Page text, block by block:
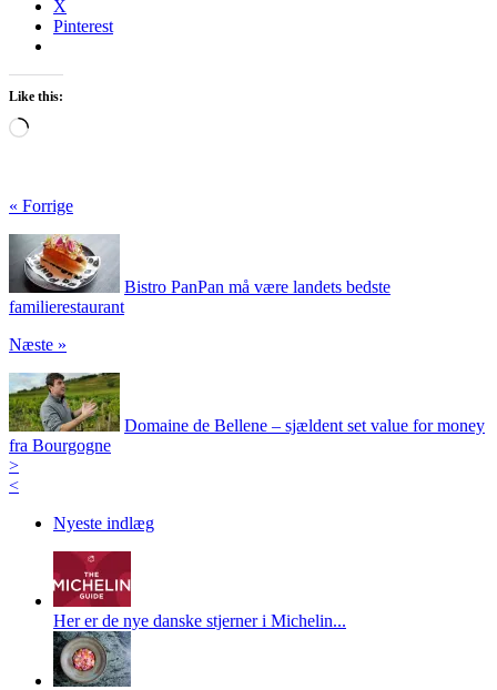
X
Pinterest
Like this:
Loading…
« Forrige
Bistro PanPan må være landets bedste
familierestaurant
Næste »
Domaine de Bellene – sjældent set value for money
fra Bourgogne
>
<
Nyeste indlæg
Her er de nye danske stjerner i Michelin...